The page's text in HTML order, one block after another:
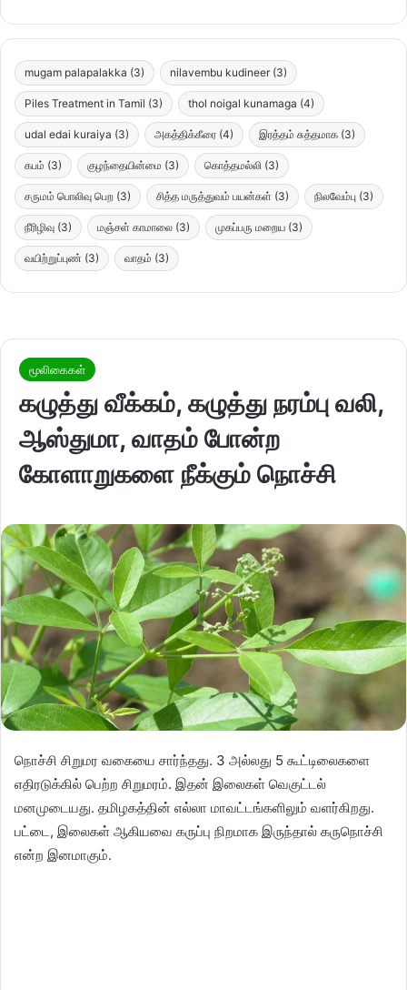
mugam palapalakka (3) nilavembu kudineer (3)
Piles Treatment in Tamil (3) thol noigal kunamaga (4)
udal edai kuraiya (3) அகத்திக்கீரை (4) இரத்தம் சுத்தமாக (3)
கபம் (3) குழந்தையின்மை (3) கொத்தமல்லி (3)
சருமம் பொலிவு பெற (3) சித்த மருத்துவம் பயன்கள் (3) நிலவேம்பு (3)
நீரிழிவு (3) மஞ்சள் காமாலை (3) முகப்பரு மறைய (3)
வயிற்றுப்புண் (3) வாதம் (3)